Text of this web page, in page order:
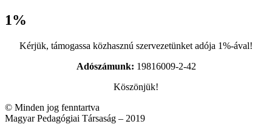
1%
Kérjük, támogassa közhasznú szervezetünket adója 1%-ával!
Adószámunk: 19816009-2-42
Köszönjük!
© Minden jog fenntartva
Magyar Pedagógiai Társaság – 2019